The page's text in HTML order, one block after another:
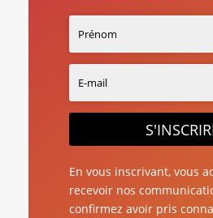
En vous inscrivant, vous
recevoir nos
confirmez avoir pris